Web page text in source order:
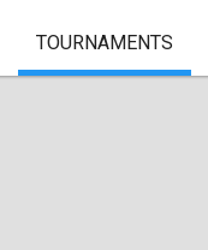
TOURNAMENTS